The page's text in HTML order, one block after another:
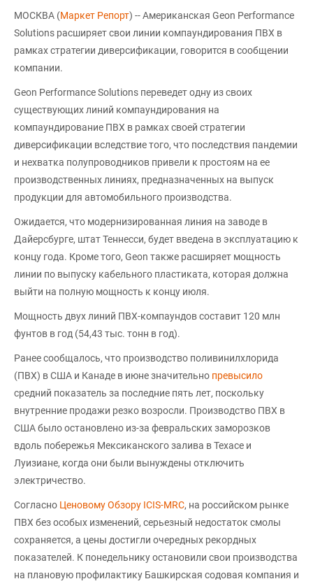
МОСКВА (Маркет Репорт) -- Американская Geon Performance
Solutions расширяет свои линии компаундирования ПВХ в
рамках стратегии диверсификации, говорится в сообщении
компании.
Geon Performance Solutions переведет одну из своих
существующих линий компаундирования на
компаундирование ПВХ в рамках своей стратегии
диверсификации вследствие того, что последствия пандемии
и нехватка полупроводников привели к простоям на ее
производственных линиях, предназначенных на выпуск
продукции для автомобильного производства.
Ожидается, что модернизированная линия на заводе в
Дайерсбурге, штат Теннесси, будет введена в эксплуатацию к
концу года. Кроме того, Geon также расширяет мощность
линии по выпуску кабельного пластиката, которая должна
выйти на полную мощность к концу июля.
Мощность двух линий ПВХ-компаундов составит 120 млн
фунтов в год (54,43 тыс. тонн в год).
Ранее сообщалось, что производство поливинилхлорида
(ПВХ) в США и Канаде в июне значительно превысило
средний показатель за последние пять лет, поскольку
внутренние продажи резко возросли. Производство ПВХ в
США было остановлено из-за февральских заморозков
вдоль побережья Мексиканского залива в Техасе и
Луизиане, когда они были вынуждены отключить
электричество.
Согласно Ценовому Обзору ICIS-MRC, на российском рынке
ПВХ без особых изменений, серьезный недостаток смолы
сохраняется, а цены достигли очередных рекордных
показателей. К понедельнику остановили свои производства
на плановую профилактику Башкирская содовая компания и